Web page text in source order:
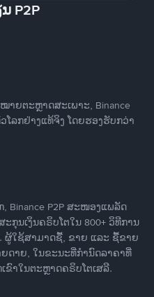
P2P
າຍຕະຫຼາດສະເພາະ, Binance
ລກຢ່າງແທ້ຈິງ ໂດຍຮອງຮັບກວ່າ
Binance P2P ສະໜອງແພລັດ
ກຸນເງິນຄຣິບໂຕໃນ 800+ ວິທີການ
ຜູ້ໃຊ້ສາມາດຊື້, ຂາຍ ແລະ ຊື້ຂາຍ
ດາຍ, ໃນຂະນະທີ່ກໍານົດລາຄາທີ່
ຂົາໃນຕະຫຼາດຄຣິບໂຕເສລີ.